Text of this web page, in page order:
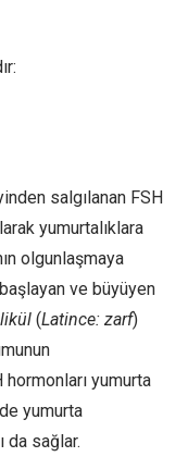
salgılanan FSH
yumurtalıklara
olgunlaşmaya
ve büyüyen
(Latince: zarf)
yumurta
yumurta
da sağlar.